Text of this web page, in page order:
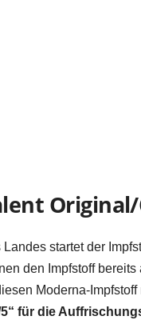
startet der
den Impfstoff
Moderna-
für die